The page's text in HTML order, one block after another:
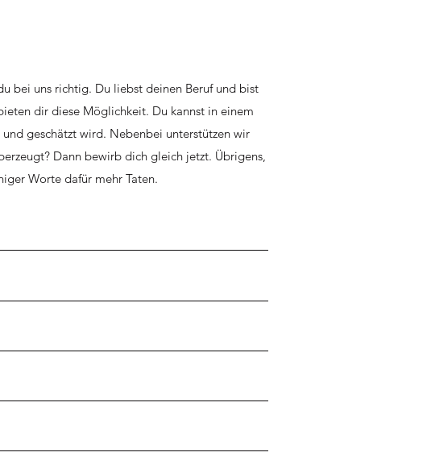
bei uns richtig. Du liebst deinen Beruf und bist
dir diese Möglichkeit. Du kannst in einem
geschätzt wird. Nebenbei unterstützen wir
Dann bewirb dich gleich jetzt. Übrigens,
Worte dafür mehr Taten.